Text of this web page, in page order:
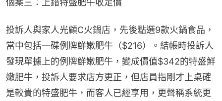
個案三：上錯特盛肥牛收足價
投訴人與家人光顧C火鍋店，先後點選9款火鍋食品，
當中包括一碟例牌鮮嫩肥牛（$216）。結帳時投訴人
發現單據上的例牌鮮嫩肥牛，變成價值$342的特盛鮮
嫩肥牛，投訴人要求店方更正，但店員指剛才上桌確
是較貴的特盛肥牛，而客人已經享用，更聲稱系統更